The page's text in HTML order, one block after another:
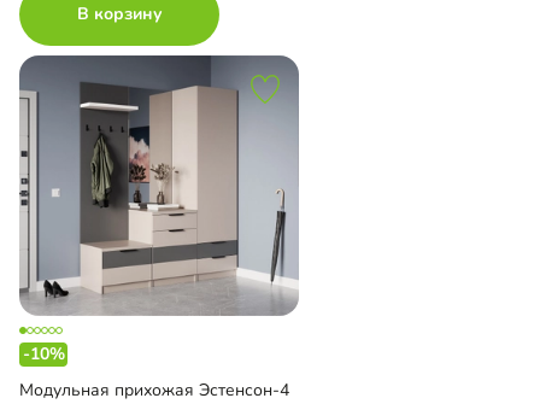
В корзину
-10%
Модульная прихожая Эстенсон-4